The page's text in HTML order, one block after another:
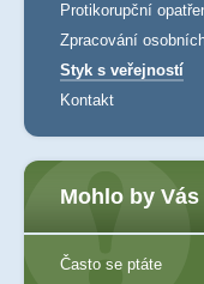
Protikorupční
Zpracování
Styk s veřejností
Kontakt
Mohlo by
Často se ptáte